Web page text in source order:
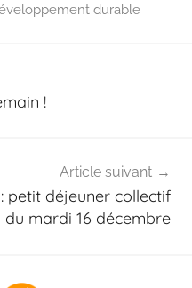
durable
!
Article suivant
petit déjeuner collectif
du mardi 16 décembre